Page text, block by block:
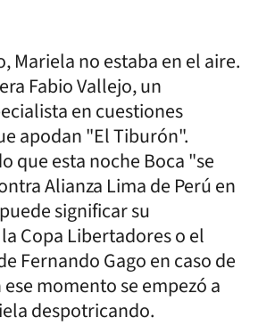
Mariela no estaba en el aire.
Fabio Vallejo, un
en cuestiones
apodan "El Tiburón".
que esta noche Boca "se
Alianza Lima de Perú en
significar su
Copa Libertadores o el
Fernando Gago en caso de
momento se empezó a
despotricando.